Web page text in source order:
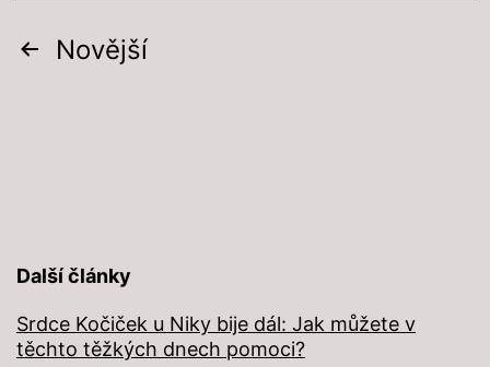
Navigace
Novější
Další články
Srdce Kočiček u Niky bije dál: Jak můžete v
těchto těžkých dnech pomoci?